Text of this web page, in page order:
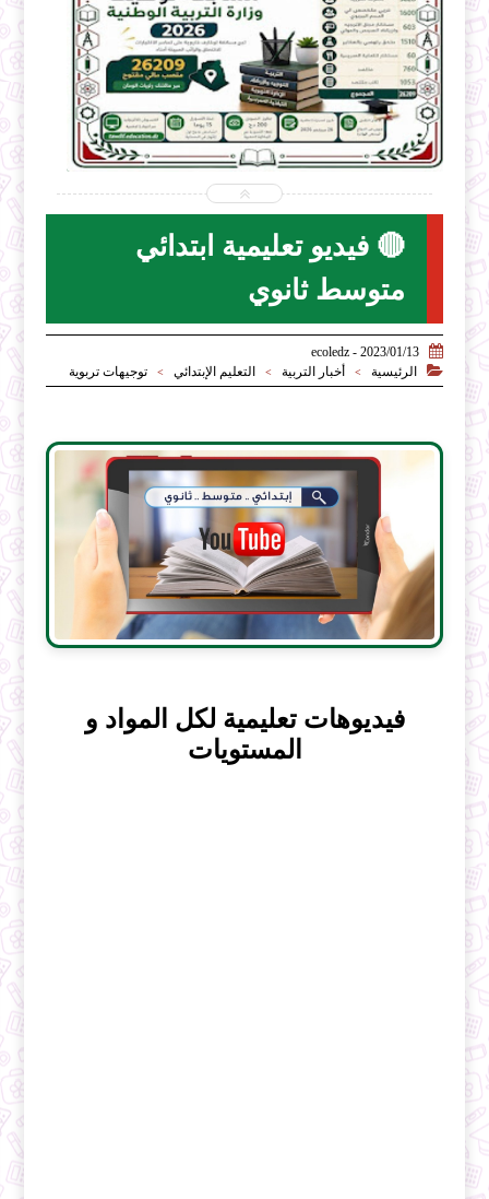
2026-07-28
ecoledz.net
🔴 فيديو تعليمية ابتدائي
متوسط ثانوي

2023/01/13 - ecoledz

الرئيسية > أخبار التربية > التعليم الإبتدائي > توجيهات تربوية
فيديوهات تعليمية لكل المواد و
المستويات